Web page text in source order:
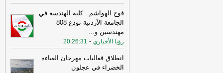
فوج الهواشم.. كلية الهندسة في
الجامعة الأردنية تودع 808
مهندسين و...
رؤيا الأخباري -
20:26:31
انطلاق فعاليات مهرجان العباءة
الخضراء في عجلون